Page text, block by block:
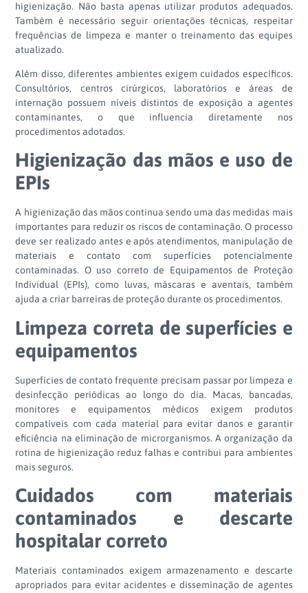
higienização. Não basta apenas utilizar produtos adequados.
Também é necessário seguir orientações técnicas, respeitar
frequências de limpeza e manter o treinamento das equipes
atualizado.
Além disso, diferentes ambientes exigem cuidados específicos.
Consultórios, centros cirúrgicos, laboratórios e áreas de
internação possuem níveis distintos de exposição a agentes
contaminantes, o que influencia diretamente nos
procedimentos adotados.
Higienização das mãos e uso de
EPIs
A higienização das mãos continua sendo uma das medidas mais
importantes para reduzir os riscos de contaminação. O processo
deve ser realizado antes e após atendimentos, manipulação de
materiais e contato com superfícies potencialmente
contaminadas. O uso correto de Equipamentos de Proteção
Individual (EPIs), como luvas, máscaras e aventais, também
ajuda a criar barreiras de proteção durante os procedimentos.
Limpeza correta de superfícies e
equipamentos
Superfícies de contato frequente precisam passar por limpeza e
desinfecção periódicas ao longo do dia. Macas, bancadas,
monitores e equipamentos médicos exigem produtos
compatíveis com cada material para evitar danos e garantir
eficiência na eliminação de microrganismos. A organização da
rotina de higienização reduz falhas e contribui para ambientes
mais seguros.
Cuidados com materiais
contaminados e descarte
hospitalar correto
Materiais contaminados exigem armazenamento e descarte
apropriados para evitar acidentes e disseminação de agentes